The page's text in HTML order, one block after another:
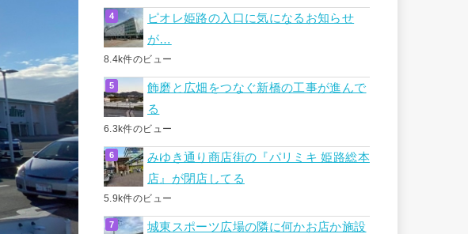
ピオレ姫路の入口に気になるお知らせ
が…
8.4k件のビュー
飾磨と広畑をつなぐ新橋の工事が進んで
る
6.3k件のビュー
みゆき通り商店街の『パリミキ 姫路総本
店』が閉店してる
5.9k件のビュー
城東スポーツ広場の隣に何かお店か施設